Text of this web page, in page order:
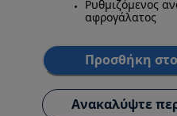
Ρυθμιζόμενος
αφρογάλατος
Προσθήκη
Ανακαλύψτε